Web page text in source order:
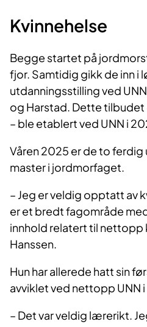
Kvinnehelse
Begge startet på
fjor. Samtidig gikk de inn i
utdanningsstilling ved
og Harstad. Dette
– ble etablert ved UNN i
Våren 2025 er de to ferdig
master i jordmorfaget.
– Jeg er veldig opptatt av
er et bredt fagområde
innhold relatert til nettopp
Hanssen.
Hun har allerede hatt sin
avviklet ved nettopp UNN i
– Det var veldig lærerikt.